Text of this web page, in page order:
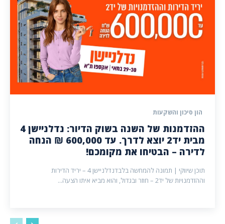
הון סיכון והשקעות
ההזדמנות של השנה בשוק הדיור: נדלניישן 4
מבית יד2 יוצא לדרך. עד 600,000 ₪ הנחה
לדירה – הבטיחו את מקומכם!
תוכן שיווקי | תמונה להמחשה בלבדנדלניישן 4 – יריד הדירות
וההזדמנויות של יד2 – חוזר ובגדול, והוא מביא איתו הצעה...